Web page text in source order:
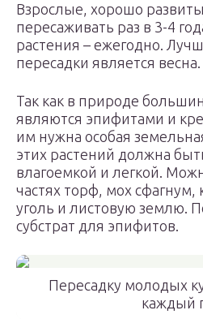
Взрослые, хорошо
пересаживать раз в 3-4
растения – ежегодно.
пересадки является весна.
Так как в природе
являются эпифитами и
им нужна особая
этих растений должна
влагоемкой и легкой.
частях торф, мох сфагнум,
уголь и листовую землю.
субстрат для эпифитов.
Пересадку молодых
каждый